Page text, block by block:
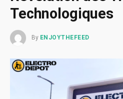
Technologiques
By ENJOYTHEFEED